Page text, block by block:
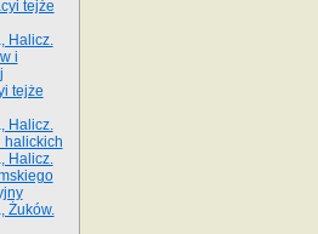
tejże
Halicz.
i
tejże
Halicz.
halickich
Halicz.
Żuków.